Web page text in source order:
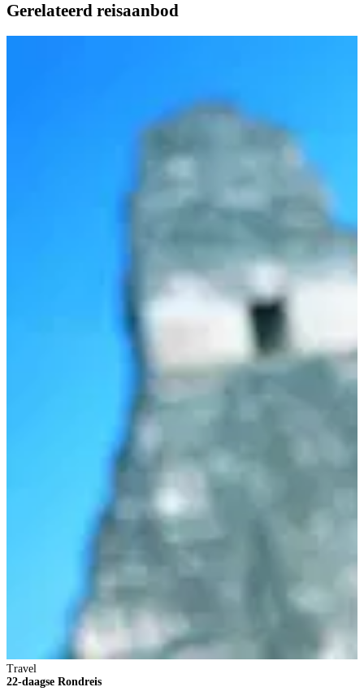
Gerelateerd reisaanbod
Travel
22-daagse Rondreis